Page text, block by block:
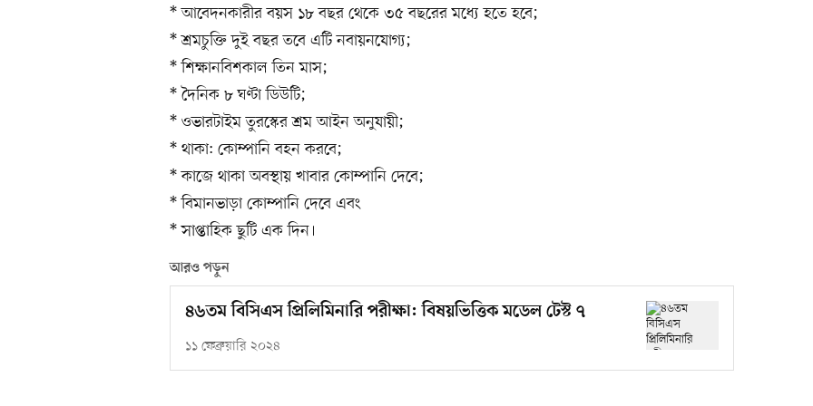
* আবেদনকারীর বয়স ১৮ বছর থেকে ৩৫ বছরের মধ্যে হতে হবে;
* শ্রমচুক্তি দুই বছর তবে এটি নবায়নযোগ্য;
* শিক্ষানবিশকাল তিন মাস;
* দৈনিক ৮ ঘণ্টা ডিউটি;
* ওভারটাইম তুরস্কের শ্রম আইন অনুযায়ী;
* থাকা: কোম্পানি বহন করবে;
* কাজে থাকা অবস্থায় খাবার কোম্পানি দেবে;
* বিমানভাড়া কোম্পানি দেবে এবং
* সাপ্তাহিক ছুটি এক দিন।
আরও পড়ুন
৪৬তম বিসিএস প্রিলিমিনারি পরীক্ষা: বিষয়ভিত্তিক মডেল টেস্ট ৭
১১ ফেব্রুয়ারি ২০২৪